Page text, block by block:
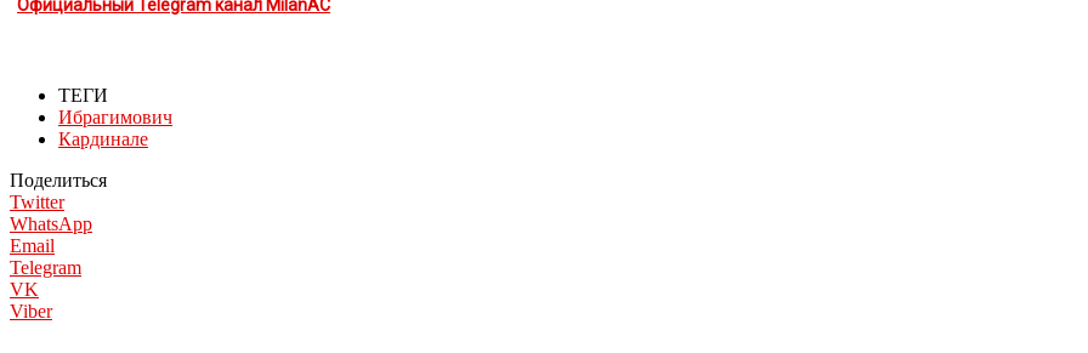
Официальный Telegram канал MilanAC
ТЕГИ
Ибрагимович
Кардинале
Поделиться
Twitter
WhatsApp
Email
Telegram
VK
Viber